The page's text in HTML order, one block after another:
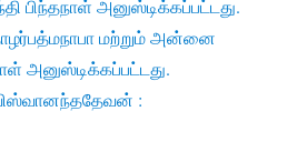
பிந்தநாள் அனுஸ்டிக்கப்பட்டது.
மற்றும் அன்னை
அனுஸ்டிக்கப்பட்டது.
: